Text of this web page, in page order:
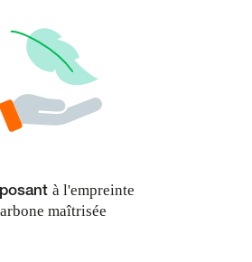
à l'empreinte
maîtrisée